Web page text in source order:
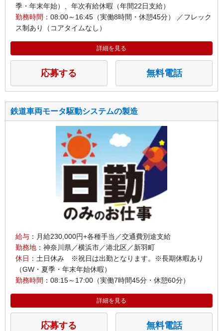
季・年末年始）、年次有給休暇（年間22日支給）
勤務時間 ：08:00～16:45（実働8時間・休憩45分） ／フレック
ス制あり（コアタイムなし）
詳細を見る
応募する 無料電話
鉄道車両モータ駆動システムの製造
給与 ：月給230,000円+各種手当／交通費別途支給
勤務地 ：神奈川県／横浜市／港北区／新羽町
休日 ：土日休み ※祝日は出勤となります。※長期休暇あり
（GW・夏季・年末年始休暇）
勤務時間 ：08:15～17:00（実働7時間45分・休憩60分）
詳細を見る
応募する 無料電話